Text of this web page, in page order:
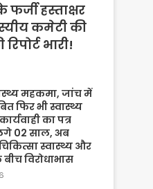
हस्ताक्षर
कमेटी की
भारी!
महकमा, जांच में
फिर भी स्वास्थ्य
का पत्र
02 साल, अब
स्वास्थ्य और
विरोधाभास